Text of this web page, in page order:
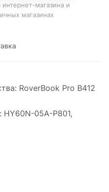
магазина и
магазинах
RoverBook Pro B412
05A-P801,